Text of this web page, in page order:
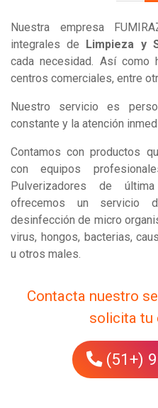
Nuestra empresa
integrales de Limpieza y
cada necesidad. Así como
centros comerciales, entre
Nuestro servicio es
constante y la atención
Contamos con productos
con equipos
Pulverizadores de
ofrecemos un servicio
desinfección de micro
virus, hongos, bacterias,
u otros males.
Contacta nuestro
solicita tu
(51+)